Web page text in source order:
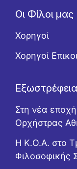
Οι Φίλοι μας
Χορηγοί
Χορηγοί
Εξωστρέφεια
Στη νέα
Ορχήστρας
Η Κ.Ο.Α. στο
Φιλοσοφικής